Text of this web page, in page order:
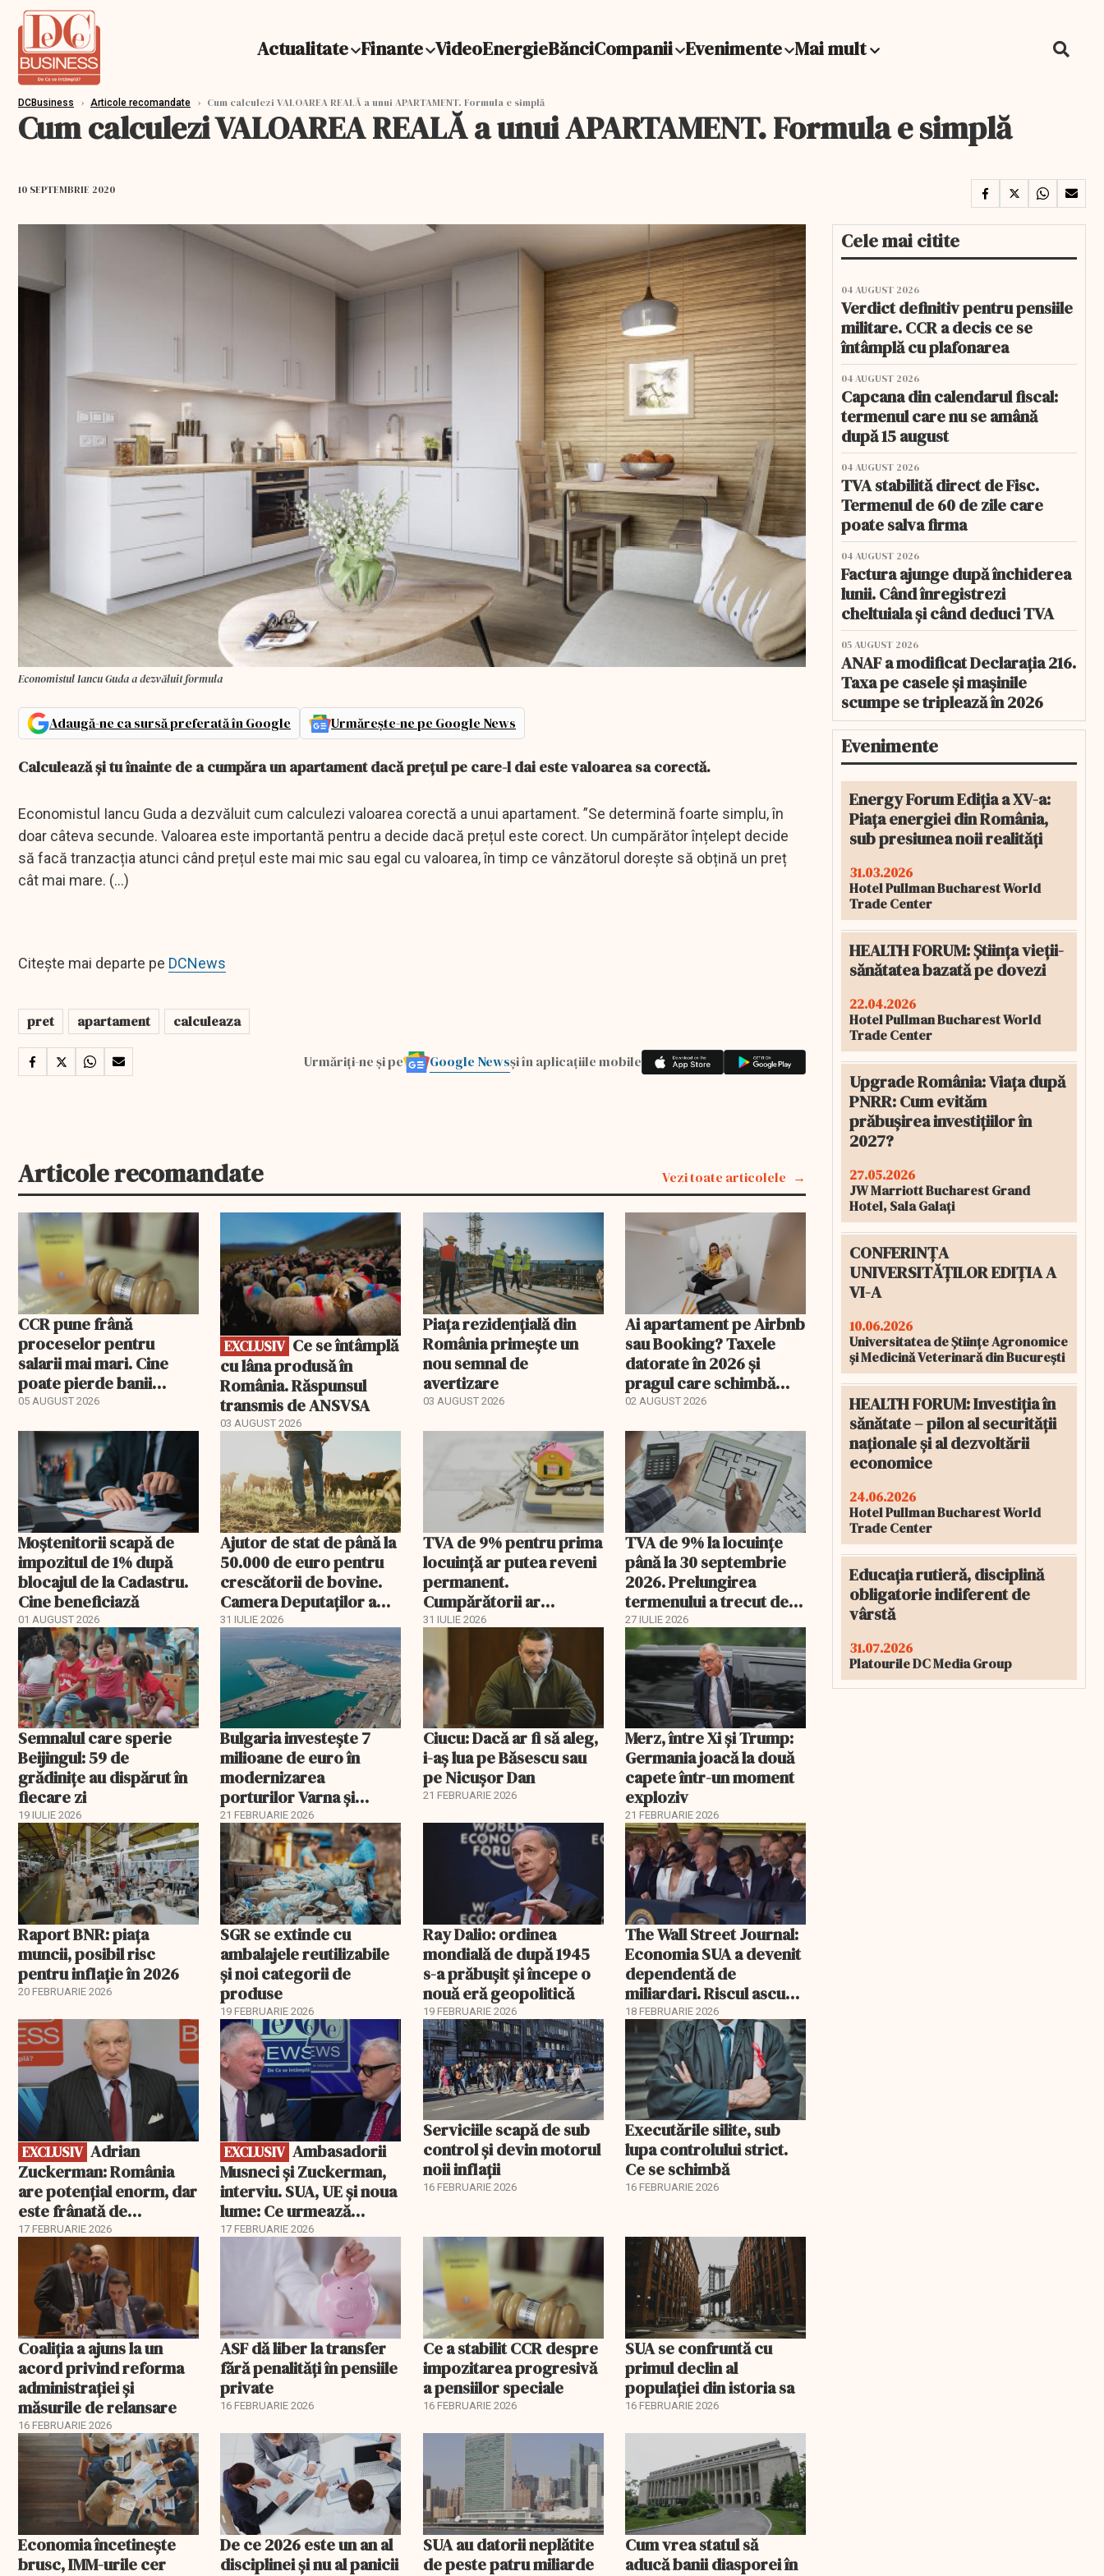
Actualitate Finante VideoEnergieBănciCompanii Evenimente Mai mult
DCBusiness › Articole recomandate › Cum calculezi VALOAREA REALĂ a unui APARTAMENT. Formula e simplă
Cum calculezi VALOAREA REALĂ a unui APARTAMENT. Formula e simplă
10 SEPTEMBRIE 2020
Economistul Iancu Guda a dezvăluit formula
Adaugă-ne ca sursă preferată în Google Urmărește-ne pe Google News
Calculează și tu înainte de a cumpăra un apartament dacă prețul pe care-l dai este valoarea sa corectă.
Economistul Iancu Guda a dezvăluit cum calculezi valoarea corectă a unui apartament. ”Se determină foarte simplu, în
doar câteva secunde. Valoarea este importantă pentru a decide dacă prețul este corect. Un cumpărător înțelept decide
să facă tranzacția atunci când prețul este mai mic sau egal cu valoarea, în timp ce vânzătorul dorește să obțină un preț
cât mai mare. (...)
Citește mai departe pe DCNews
pret apartament calculeaza
Urmăriți-ne și pe Google Newsși în aplicațiile mobile
Articole recomandate Vezi toate articolele
CCR pune frână
proceselor pentru
salarii mai mari. Cine
poate pierde banii
ceruți statului
05 AUGUST 2026
EXCLUSIV
EXCLUSIV
cu lâna produsă în
România. Răspunsul
transmis de ANSVSA
03 AUGUST 2026
Piața rezidențială din
România primește un
nou semnal de
avertizare
03 AUGUST 2026
Ai apartament pe Airbnb
sau Booking? Taxele
datorate în 2026 și
pragul care schimbă
regimul fiscal
02 AUGUST 2026
Moștenitorii scapă de
impozitul de 1% după
blocajul de la Cadastru.
Cine beneficiază
01 AUGUST 2026
Ajutor de stat de până la
50.000 de euro pentru
crescătorii de bovine.
Camera Deputaților a
aprobat schema
31 IULIE 2026
TVA de 9% pentru prima
locuință ar putea reveni
permanent.
Cumpărătorii ar
economisi zeci de mii de
31 IULIE 2026
TVA de 9% la locuințe
până la 30 septembrie
2026. Prelungirea
termenului a trecut de
comisia din Parlament
27 IULIE 2026
Semnalul care sperie
Beijingul: 59 de
grădinițe au dispărut în
fiecare zi
19 IULIE 2026
Bulgaria investește 7
milioane de euro în
modernizarea
porturilor Varna și
Burgas
21 FEBRUARIE 2026
Ciucu: Dacă ar fi să aleg,
i-aș lua pe Băsescu sau
pe Nicușor Dan
21 FEBRUARIE 2026
Merz, între Xi și Trump:
Germania joacă la două
capete într-un moment
exploziv
21 FEBRUARIE 2026
Raport BNR: piața
muncii, posibil risc
pentru inflație în 2026
20 FEBRUARIE 2026
SGR se extinde cu
ambalajele reutilizabile
și noi categorii de
produse
19 FEBRUARIE 2026
Ray Dalio: ordinea
mondială de după 1945
s-a prăbușit și începe o
nouă eră geopolitică
19 FEBRUARIE 2026
The Wall Street Journal:
Economia SUA a devenit
dependentă de
miliardari. Riscul ascuns
pentru burse și consum
18 FEBRUARIE 2026
EXCLUSIV
EXCLUSIV
Zuckerman: România
are potențial enorm, dar
este frânată de
corupție, companii de
stat și influența
propagandei ruse
17 FEBRUARIE 2026
EXCLUSIV
EXCLUSIV Ambasadorii
Musneci și Zuckerman,
interviu. SUA, UE și noua
lume: Ce urmează
pentru România
17 FEBRUARIE 2026
Serviciile scapă de sub
control și devin motorul
noii inflații
16 FEBRUARIE 2026
Executările silite, sub
lupa controlului strict.
Ce se schimbă
16 FEBRUARIE 2026
Coaliția a ajuns la un
acord privind reforma
administrației și
măsurile de relansare
16 FEBRUARIE 2026
ASF dă liber la transfer
fără penalități în pensiile
private
16 FEBRUARIE 2026
Ce a stabilit CCR despre
impozitarea progresivă
a pensiilor speciale
16 FEBRUARIE 2026
SUA se confruntă cu
primul declin al
populației din istoria sa
16 FEBRUARIE 2026
Economia încetinește
brusc, IMM-urile cer
De ce 2026 este un an al
disciplinei și nu al panicii
SUA au datorii neplătite
de peste patru miliarde
Cum vrea statul să
aducă banii diasporei în
Cele mai citite
04 AUGUST 2026
Verdict definitiv pentru pensiile
militare. CCR a decis ce se
întâmplă cu plafonarea
04 AUGUST 2026
Capcana din calendarul fiscal:
termenul care nu se amână
după 15 august
04 AUGUST 2026
TVA stabilită direct de Fisc.
Termenul de 60 de zile care
poate salva firma
04 AUGUST 2026
Factura ajunge după închiderea
lunii. Când înregistrezi
cheltuiala și când deduci TVA
05 AUGUST 2026
ANAF a modificat Declarația 216.
Taxa pe casele și mașinile
scumpe se triplează în 2026
Evenimente
Energy Forum Ediția a XV-a:
Piața energiei din România,
sub presiunea noii realități
31.03.2026
Hotel Pullman Bucharest World
Trade Center
HEALTH FORUM: Știința vieții-
sănătatea bazată pe dovezi
22.04.2026
Hotel Pullman Bucharest World
Trade Center
Upgrade România: Viața după
PNRR: Cum evităm
prăbușirea investițiilor în
2027?
27.05.2026
JW Marriott Bucharest Grand
Hotel, Sala Galați
CONFERINȚA
UNIVERSITĂȚILOR EDIȚIA A
VI-A
10.06.2026
Universitatea de Științe Agronomice
și Medicină Veterinară din București
HEALTH FORUM: Investiția în
sănătate – pilon al securității
naționale și al dezvoltării
economice
24.06.2026
Hotel Pullman Bucharest World
Trade Center
Educația rutieră, disciplină
obligatorie indiferent de
vârstă
31.07.2026
Platourile DC Media Group